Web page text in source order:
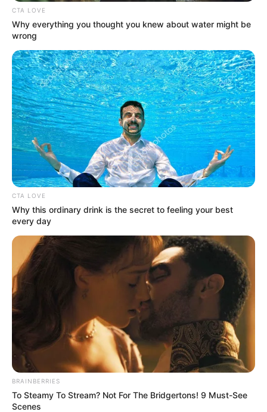
CTA LOVE
Why everything you thought you knew about water might be
wrong
CTA LOVE
Why this ordinary drink is the secret to feeling your best
every day
BRAINBERRIES
To Steamy To Stream? Not For The Bridgertons! 9 Must-See
Scenes